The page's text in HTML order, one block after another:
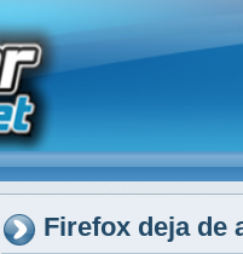
Firefox deja de